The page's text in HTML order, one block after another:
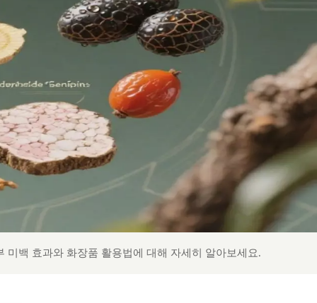
한국어
미백 효과와 화장품 활용법에 대해 자세히 알아보세요.